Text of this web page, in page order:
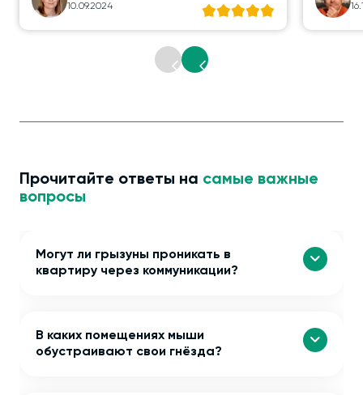
10.09.2024
Прочитайте ответы на самые важные
вопросы
Могут ли грызуны проникать в
квартиру через коммуникации?
В каких помещениях мыши
обустраивают свои гнёзда?